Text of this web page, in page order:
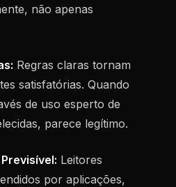
não apenas
Regras claras tornam
satisfatórias. Quando
de uso esperto de
parece legítimo.
Leitores
por aplicações,